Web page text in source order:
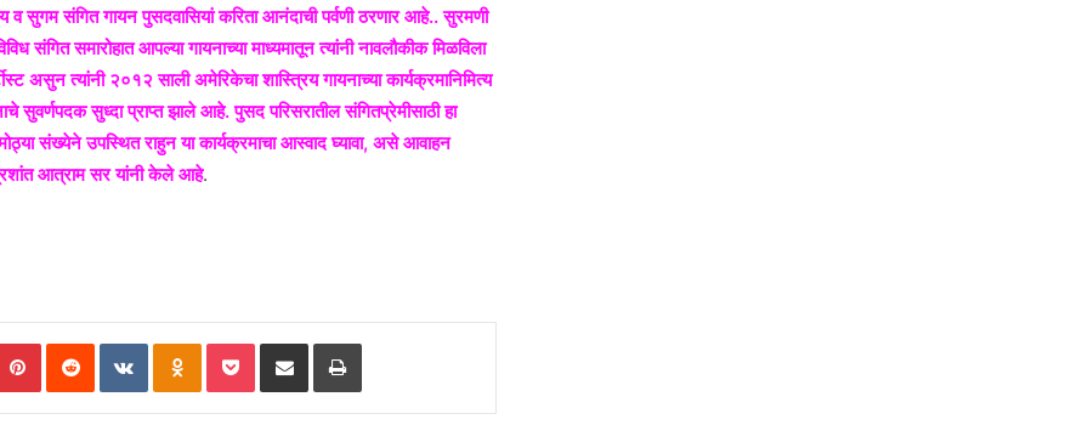
सुगम संगित गायन पुसदवासियां करिता आनंदाची पर्वणी ठरणार आहे.. सुरमणी
संगित समारोहात आपल्या गायनाच्या माध्यमातून त्यांनी नावलौकीक मिळविला
त्यांनी २०१२ साली अमेरिकेचा शास्त्रिय गायनाच्या कार्यक्रमानिमित्य
सुवर्णपदक सुध्दा प्राप्त झाले आहे. पुसद परिसरातील संगितप्रेमीसाठी हा
संख्येने उपस्थित राहुन या कार्यक्रमाचा आस्वाद घ्यावा, असे आवाहन
आत्राम सर यांनी केले आहे.
Pinterest Reddit VKontakte Pocket